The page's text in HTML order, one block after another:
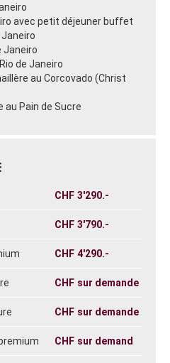
avec petit déjeuner buffet
Janeiro
Janeiro
de Janeiro
au Corcovado (Christ
au Pain de Sucre
CHF 3'290.-
CHF 3'790.-
CHF 4'290.-
CHF sur demande
CHF sur demande
CHF sur demand